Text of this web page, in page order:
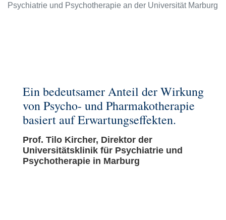
Psychiatrie und Psychotherapie an der Universität Marburg
Ein bedeutsamer Anteil der Wirkung
von Psycho- und Pharmakotherapie
basiert auf Erwartungseffekten.
Prof. Tilo Kircher, Direktor der
Universitätsklinik für Psychiatrie und
Psychotherapie in Marburg